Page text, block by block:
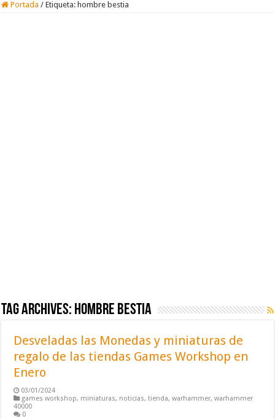
Portada / Etiqueta: hombre bestia
Tag Archives: hombre bestia
Desveladas las Monedas y miniaturas de
regalo de las tiendas Games Workshop en
Enero
03/01/2024
games workshop, miniaturas, noticias,tienda,warhammer,warhammer
40000
0